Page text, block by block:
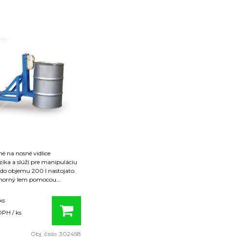
na nosné vidlice
a slúži pre manipuláciu
objemu 200 l nastojato.
lem pomocou
vozíka nie je
pracovníka.
/ ks
Obj. čislo: 302458